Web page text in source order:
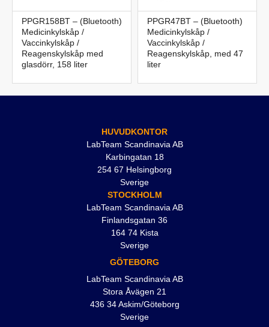
PPGR158BT – (Bluetooth)
Medicinkylskåp /
Vaccinkylskåp /
Reagenskylskåp med
glasdörr, 158 liter
PPGR47BT – (Bluetooth)
Medicinkylskåp /
Vaccinkylskåp /
Reagenskylskåp, med 47
liter
HUVUDKONTOR
LabTeam Scandinavia AB
Karbingatan 18
254 67 Helsingborg
Sverige
STOCKHOLM
LabTeam Scandinavia AB
Finlandsgatan 36
164 74 Kista
Sverige
GÖTEBORG
LabTeam Scandinavia AB
Stora Åvägen 21
436 34 Askim/Göteborg
Sverige